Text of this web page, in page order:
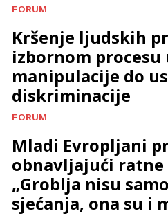
FORUM
Kršenje ljudskih
izbornom procesu
manipulacije do
diskriminacije
FORUM
Mladi Evropljani
obnavljajući ratne
„Groblja nisu
sjećanja, ona su i